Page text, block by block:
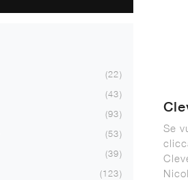
22
43
93
53
39
123
Se